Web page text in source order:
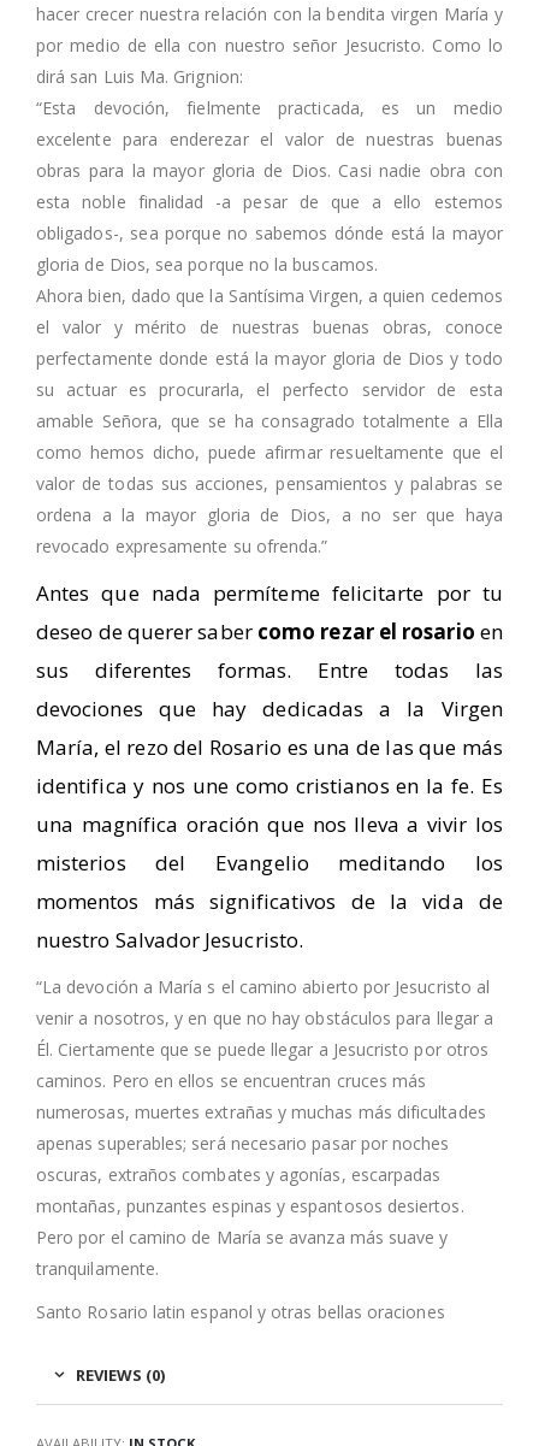
hacer crecer nuestra relación con la bendita virgen María y
por medio de ella con nuestro señor Jesucristo. Como lo
dirá san Luis Ma. Grignion:
“Esta devoción, fielmente practicada, es un medio
excelente para enderezar el valor de nuestras buenas
obras para la mayor gloria de Dios. Casi nadie obra con
esta noble finalidad -a pesar de que a ello estemos
obligados-, sea porque no sabemos dónde está la mayor
gloria de Dios, sea porque no la buscamos.
Ahora bien, dado que la Santísima Virgen, a quien cedemos
el valor y mérito de nuestras buenas obras, conoce
perfectamente donde está la mayor gloria de Dios y todo
su actuar es procurarla, el perfecto servidor de esta
amable Señora, que se ha consagrado totalmente a Ella
como hemos dicho, puede afirmar resueltamente que el
valor de todas sus acciones, pensamientos y palabras se
ordena a la mayor gloria de Dios, a no ser que haya
revocado expresamente su ofrenda.”
Antes que nada permíteme felicitarte por tu
deseo de querer saber como rezar el rosario en
sus diferentes formas. Entre todas las
devociones que hay dedicadas a la Virgen
María, el rezo del Rosario es una de las que más
identifica y nos une como cristianos en la fe. Es
una magnífica oración que nos lleva a vivir los
misterios del Evangelio meditando los
momentos más significativos de la vida de
nuestro Salvador Jesucristo.
“La devoción a María s el camino abierto por Jesucristo al
venir a nosotros, y en que no hay obstáculos para llegar a
Él. Ciertamente que se puede llegar a Jesucristo por otros
caminos. Pero en ellos se encuentran cruces más
numerosas, muertes extrañas y muchas más dificultades
apenas superables; será necesario pasar por noches
oscuras, extraños combates y agonías, escarpadas
montañas, punzantes espinas y espantosos desiertos.
Pero por el camino de María se avanza más suave y
tranquilamente.
Santo Rosario latin espanol y otras bellas oraciones
REVIEWS (0)